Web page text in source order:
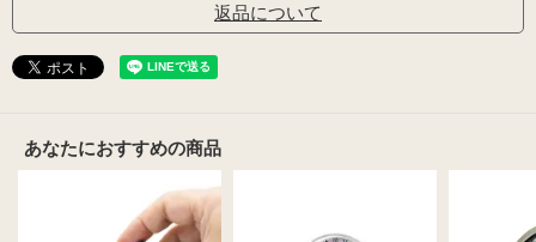
返品について
あなたにおすすめの商品